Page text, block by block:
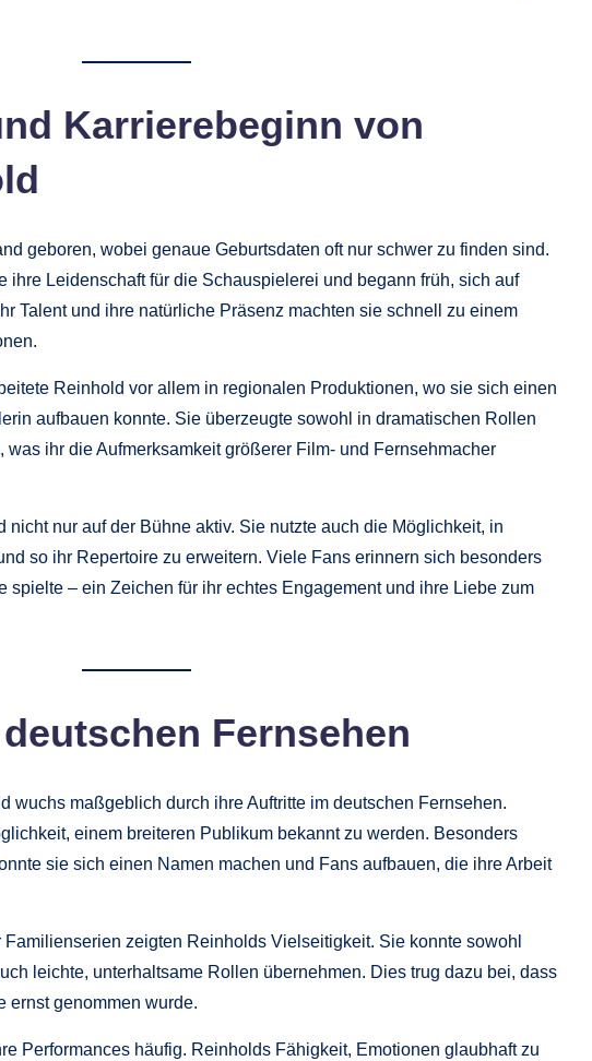
Karrierebeginn von
geboren, wobei genaue Geburtsdaten oft nur schwer zu finden sind.
ihre Leidenschaft für die Schauspielerei und begann früh, sich auf
Talent und ihre natürliche Präsenz machten sie schnell zu einem
Reinhold vor allem in regionalen Produktionen, wo sie sich einen
aufbauen konnte. Sie überzeugte sowohl in dramatischen Rollen
ihr die Aufmerksamkeit größerer Film- und Fernsehmacher
nur auf der Bühne aktiv. Sie nutzte auch die Möglichkeit, in
so ihr Repertoire zu erweitern. Viele Fans erinnern sich besonders
spielte – ein Zeichen für ihr echtes Engagement und ihre Liebe zum
Fernsehen
wuchs maßgeblich durch ihre Auftritte im deutschen Fernsehen.
einem breiteren Publikum bekannt zu werden. Besonders
sie sich einen Namen machen und Fans aufbauen, die ihre Arbeit
zeigten Reinholds Vielseitigkeit. Sie konnte sowohl
leichte, unterhaltsame Rollen übernehmen. Dies trug dazu bei, dass
ernst genommen wurde.
Performances häufig. Reinholds Fähigkeit, Emotionen glaubhaft zu